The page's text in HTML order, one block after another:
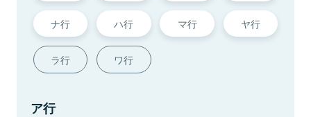
ナ行 ハ行 マ行 ヤ行
ラ行 ワ行
ア行